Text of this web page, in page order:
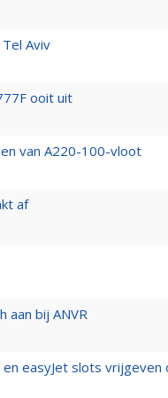
Aviv
ooit uit
van A220-100-vloot
af
aan bij ANVR
easyJet slots vrijgeven